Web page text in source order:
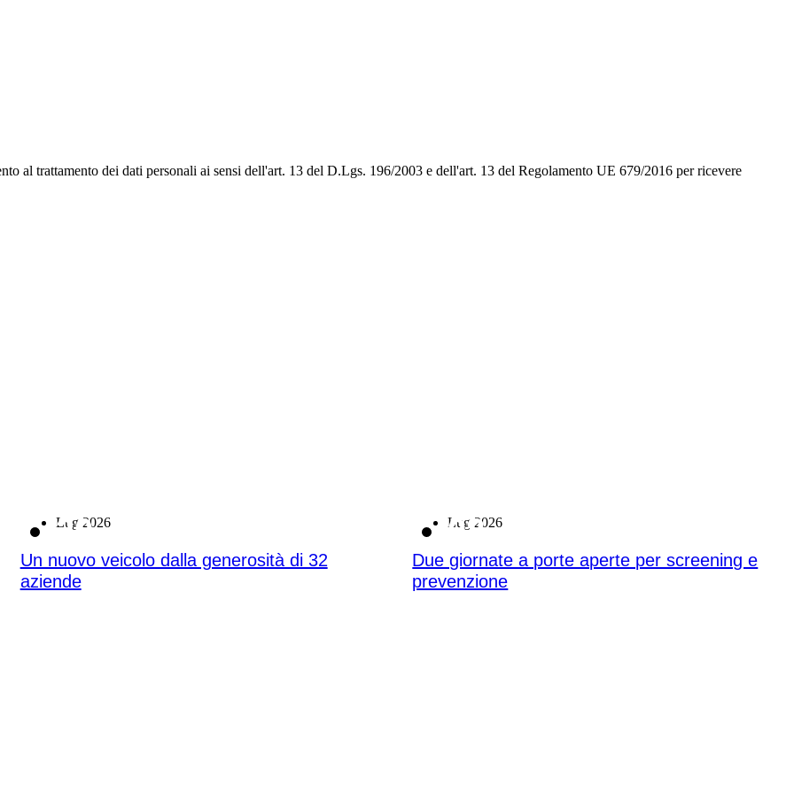
al trattamento dei dati personali ai sensi dell'art. 13 del D.Lgs. 196/2003 e dell'art. 13 del Regolamento UE 679/2016 per ricevere
Lug 2026
20
Un nuovo veicolo dalla generosità di 32
aziende
Lug 2026
08
Due giornate a porte aperte per screening e
prevenzione